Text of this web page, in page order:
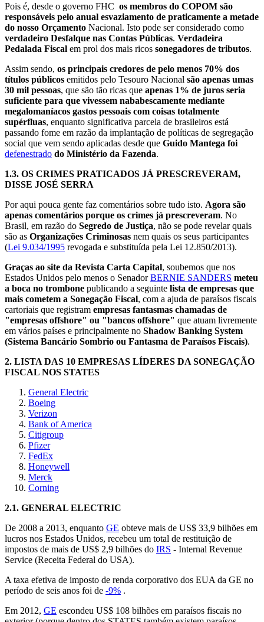
Pois é, desde o governo FHC os membros do COPOM são
responsáveis pelo anual esvaziamento de praticamente a metade
do nosso Orçamento Nacional. Isto pode ser considerado como
verdadeiro Desfalque nas Contas Públicas. Verdadeira
Pedalada Fiscal em prol dos mais ricos sonegadores de tributos.
Assim sendo, os principais credores de pelo menos 70% dos
títulos públicos emitidos pelo Tesouro Nacional são apenas umas
30 mil pessoas, que são tão ricas que apenas 1% de juros seria
suficiente para que vivessem nababescamente mediante
megalomaníacos gastos pessoais com coisas totalmente
supérfluas, enquanto significativa parcela de brasileiros está
passando fome em razão da implantação de políticas de segregação
social que vem sendo aplicadas desde que Guido Mantega foi
defenestrado do Ministério da Fazenda.
1.3. OS CRIMES PRATICADOS JÁ PRESCREVERAM,
DISSE JOSÉ SERRA
Por aqui pouca gente faz comentários sobre tudo isto. Agora são
apenas comentários porque os crimes já prescreveram. No
Brasil, em razão do Segredo de Justiça, não se pode revelar quais
são as Organizações Criminosas nem quais os seus participantes
(Lei 9.034/1995 revogada e substituída pela Lei 12.850/2013).
Graças ao site da Revista Carta Capital, soubemos que nos
Estados Unidos pelo menos o SenadorBERNIE SANDERS meteu
a boca no trombone publicando a seguinte lista de empresas que
mais cometem a Sonegação Fiscal, com a ajuda de paraísos fiscais
cartoriais que registram empresas fantasmas chamadas de
"empresas offshore" ou "bancos offshore" que atuam livremente
em vários países e principalmente no Shadow Banking System
(Sistema Bancário Sombrio ou Fantasma de Paraísos Fiscais).
2. LISTA DAS 10 EMPRESAS LÍDERES DA SONEGAÇÃO
FISCAL NOS STATES
General Electric
Boeing
Verizon
Bank of America
Citigroup
Pfizer
FedEx
Honeywell
Merck
Corning
2.1. GENERAL ELECTRIC
De 2008 a 2013, enquanto GE obteve mais de US$ 33,9 bilhões em
lucros nos Estados Unidos, recebeu um total de restituição de
impostos de mais de US$ 2,9 bilhões do IRS - Internal Revenue
Service (Receita Federal do USA).
A taxa efetiva de imposto de renda corporativo dos EUA da GE no
período de seis anos foi de -9% .
Em 2012, GE escondeu US$ 108 bilhões em paraísos fiscais no